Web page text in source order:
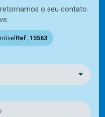
o seu contato
Ref. 15563